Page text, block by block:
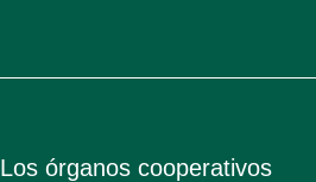
Los órganos cooperativos